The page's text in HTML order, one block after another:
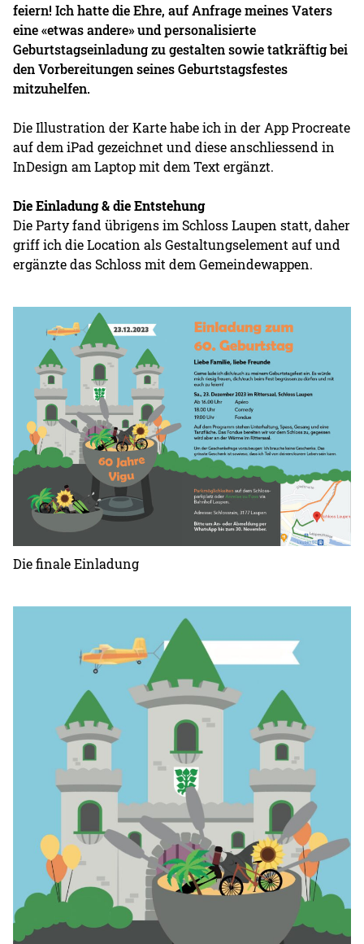
feiern! Ich hatte die Ehre, auf Anfrage meines Vaters
eine «etwas andere» und personalisierte
Geburtstagseinladung zu gestalten sowie tatkräftig bei
den Vorbereitungen seines Geburtstagsfestes
mitzuhelfen.
Die Illustration der Karte habe ich in der App Procreate
auf dem iPad gezeichnet und diese anschliessend in
InDesign am Laptop mit dem Text ergänzt.
Die Einladung & die Entstehung
Die Party fand übrigens im Schloss Laupen statt, daher
griff ich die Location als Gestaltungselement auf und
ergänzte das Schloss mit dem Gemeindewappen.
Die finale Einladung